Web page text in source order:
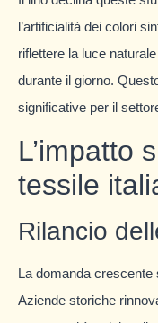
l’artificialità dei colori
riflettere la luce
durante il giorno.
significative per il
L’impatto
tessile
Rilancio
La domanda crescente
Aziende storiche